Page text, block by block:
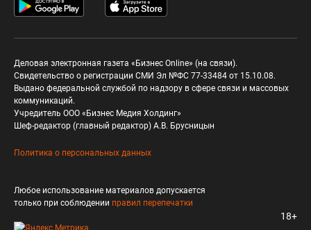
Деловая электронная газета «Бизнес Online» (на связи).
Свидетельство о регистрации СМИ Эл №ФС 77-33484 от 15.10.08.
Выдано федеральной службой по надзору в сфере связи и массовых
коммуникаций.
Учредитель ООО «Бизнес Медия Холдинг»
Шеф-редактор (главный редактор) А.В. Брусницын
Политика о персональных данных
Любое использование материалов допускается
только при соблюдении правил перепечатки
18+